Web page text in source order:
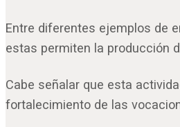
Entre diferentes ejemplos de
estas permiten la producción
Cabe señalar que esta
fortalecimiento de las